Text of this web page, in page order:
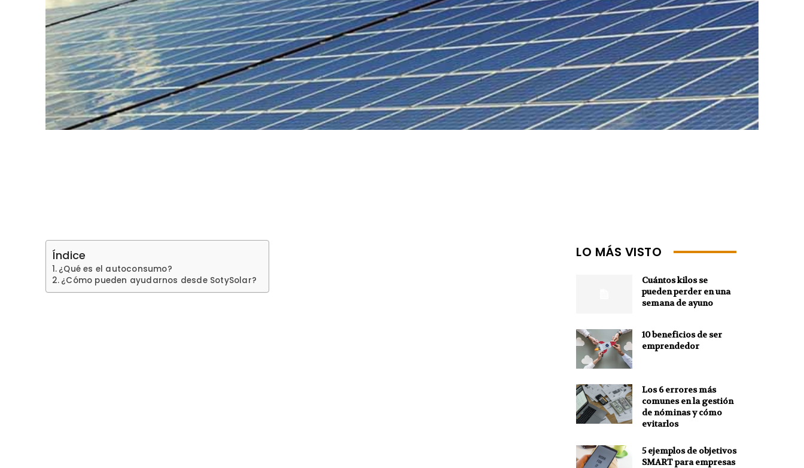
Índice
¿Qué es el autoconsumo?
¿Cómo pueden ayudarnos desde SotySolar?
LO MÁS VISTO
Cuántos kilos se
pueden perder en una
semana de ayuno
10 beneficios de ser
emprendedor
Los 6 errores más
comunes en la gestión
de nóminas y cómo
evitarlos
5 ejemplos de objetivos
SMART para empresas